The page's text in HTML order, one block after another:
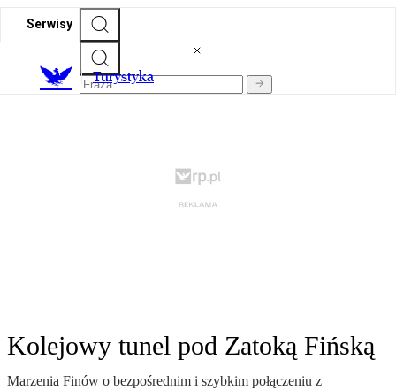
Serwisy
Turystyka
Kolejowy tunel pod Zatoką Fińską
Marzenia Finów o bezpośrednim i szybkim połączeniu z